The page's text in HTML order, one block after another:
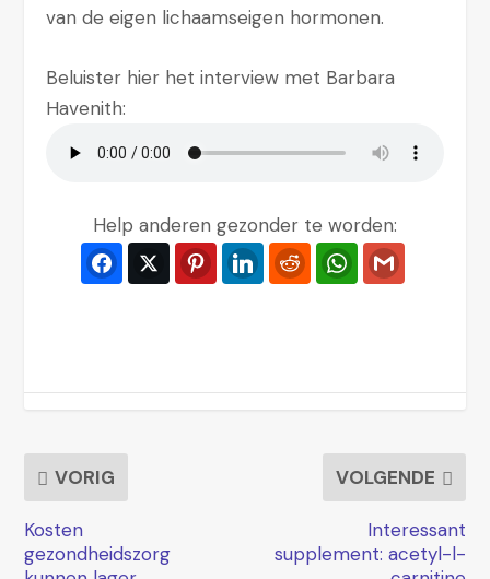
van de eigen lichaamseigen hormonen.
Beluister hier het interview met Barbara
Havenith:
Help anderen gezonder te worden:
FacebookTwitter PinterestLinkedIn Reddit WhatsApp
VORIG
Kosten
gezondheidszorg
VOLGENDE
Interessant
supplement: acetyl-l-